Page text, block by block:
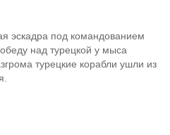
эскадра под командованием
над турецкой у мыса
турецкие корабли ушли из